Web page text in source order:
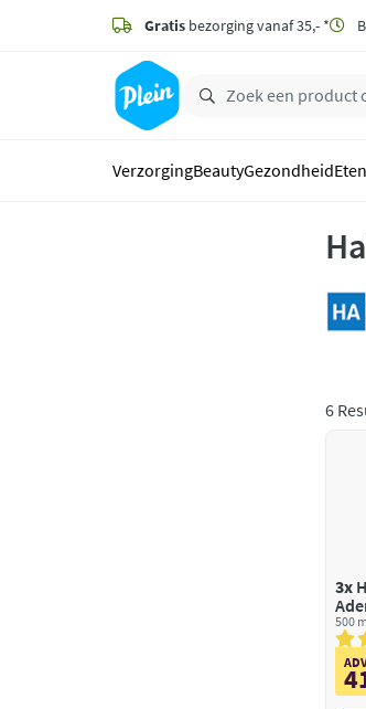
zoeken
hoofdinhoud
Gratis bezorging vanaf 35,- *
VerzorgingBeautyGezondheid
6
3x
500